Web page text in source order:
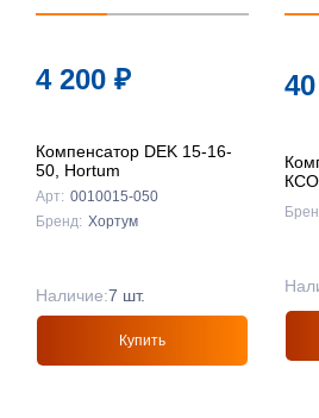
4 200 ₽
Компенсатор DEK 15-16-
50, Hortum
Арт: 0010015-050
Бренд: Хортум
Наличие:7 шт.
Купить